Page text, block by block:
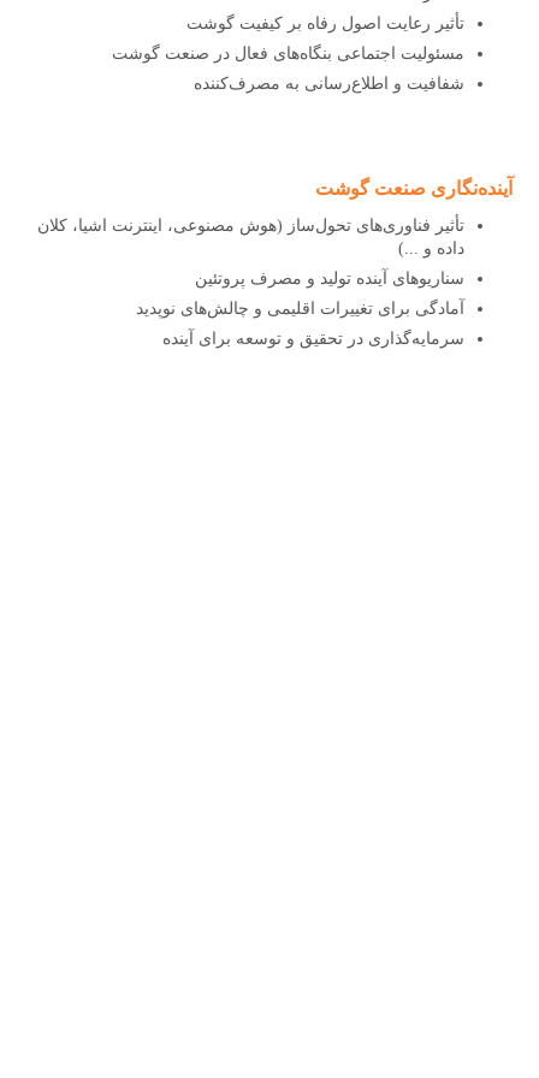
تأثیر رعایت اصول رفاه بر کیفیت گوشت
مسئولیت اجتماعی بنگاه‌های فعال در صنعت گوشت
شفافیت و اطلاع‌رسانی به مصرف‌کننده
آینده‌نگاری صنعت گوشت
تأثیر فناوری‌های تحول‌ساز (هوش مصنوعی، اینترنت اشیا، کلان
داده و ...)
سناریوهای آینده تولید و مصرف پروتئین
آمادگی برای تغییرات اقلیمی و چالش‌های نوپدید
سرمایه‌گذاری در تحقیق و توسعه برای آینده